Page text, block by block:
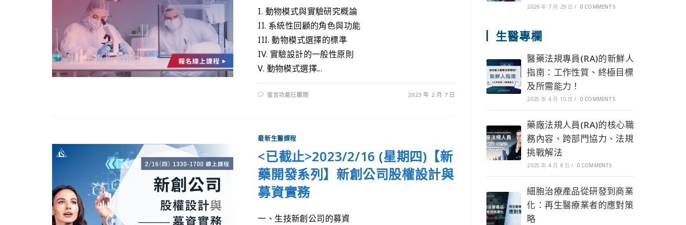
I. 動物模式與實驗研究概論
II. 系統性回顧的角色與功能
III. 動物模式選擇的標準
IV. 實驗設計的一般性原則
V. 動物模式選擇...
留言功能已關閉 2023 年 2 月 7 日
最新生醫課程
<已截止>2023/2/16 (星期四)【新
藥開發系列】新創公司股權設計與
募資實務
一、生技新創公司的募資
2026 年 7 月 29 日 / 0 COMMENTS
生醫專欄
醫藥法規專員(RA)的新鮮人
指南：工作性質、終極目標
及所需能力！
2025 年 4 月 10 日 / 0 COMMENTS
藥廠法規人員(RA)的核心職
務內容、跨部門協力、法規
挑戰解法
2025 年 4 月 8 日 / 0 COMMENTS
細胞治療產品從研發到商業
化：再生醫療業者的應對策
略